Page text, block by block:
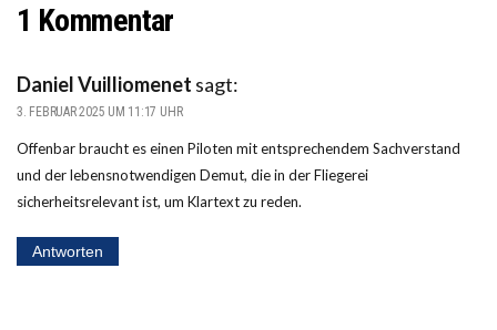
1 Kommentar
Daniel Vuilliomenet sagt:
3. FEBRUAR 2025 UM 11:17 UHR
Offenbar braucht es einen Piloten mit entsprechendem Sachverstand
und der lebensnotwendigen Demut, die in der Fliegerei
sicherheitsrelevant ist, um Klartext zu reden.
Antworten